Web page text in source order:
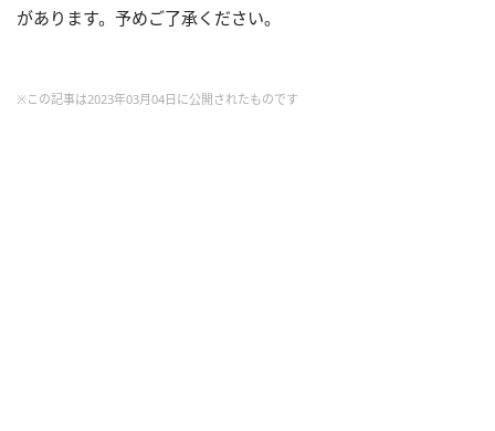
があります。予めご了承ください。
※この記事は2023年03月04日に公開されたものです